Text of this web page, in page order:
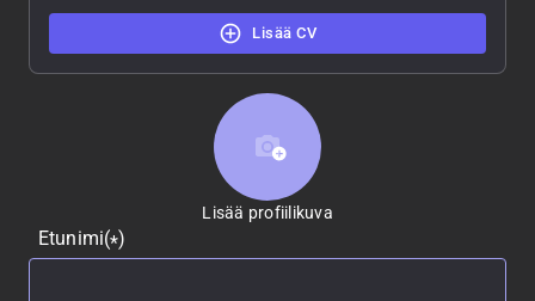
Lisää CV
Lisää profiilikuva
Lisää profiilikuva
Etunimi(*)